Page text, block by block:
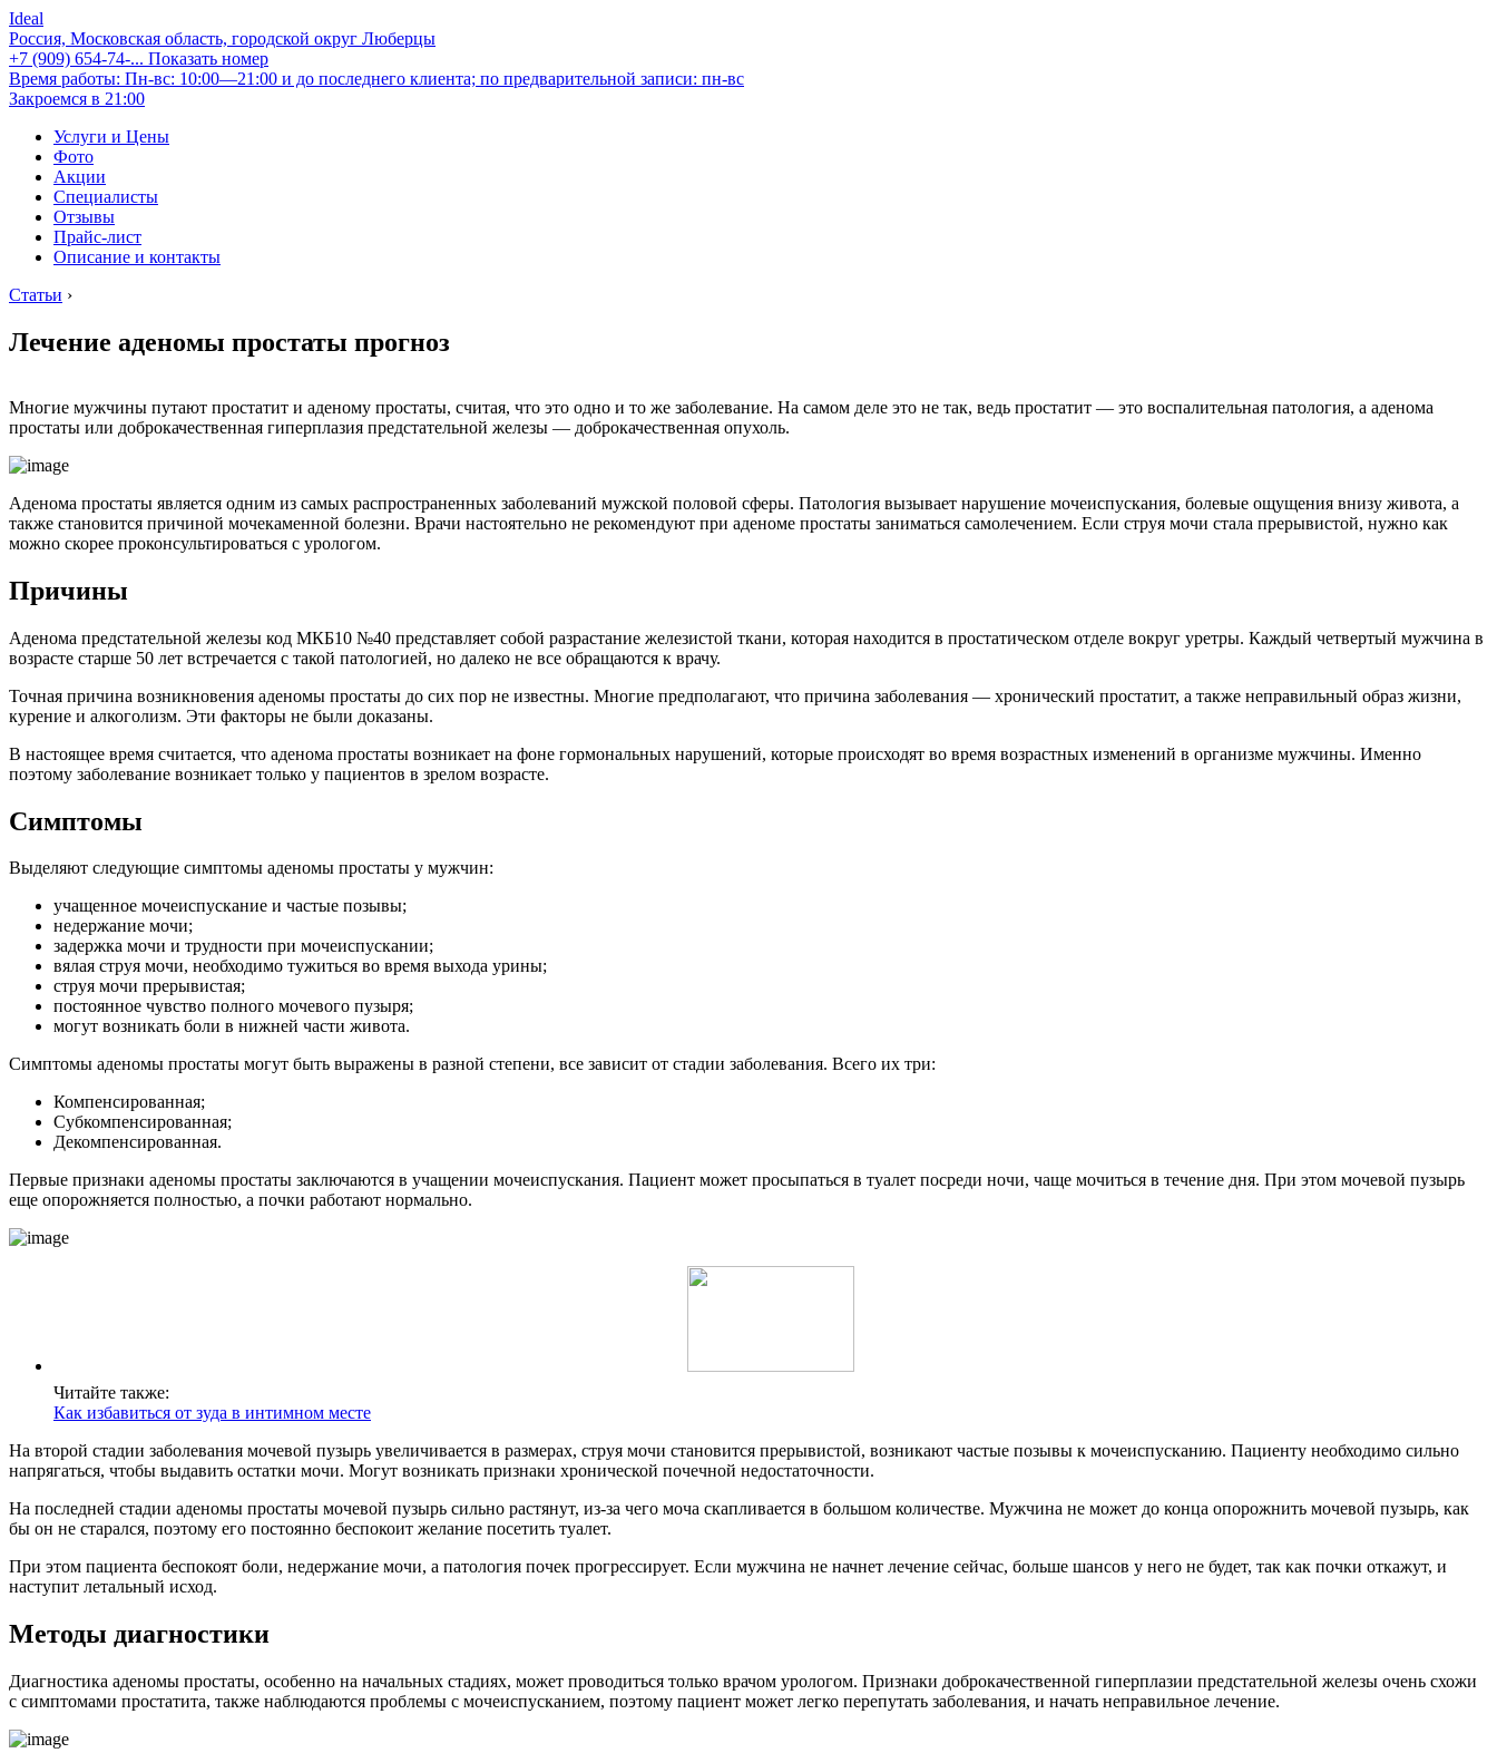
Ideal
Россия, Московская область, городской округ Люберцы
+7 (909) 654-74-... Показать номер
Время работы: Пн-вс: 10:00—21:00 и до последнего клиента; по предварительной записи: пн-вс
Закроемся в 21:00
Услуги и Цены
Фото
Акции
Специалисты
Отзывы
Прайс-лист
Описание и контакты
Статьи ›
Лечение аденомы простаты прогноз
Многие мужчины путают простатит и аденому простаты, считая, что это одно и то же заболевание. На самом деле это не так, ведь простатит — это воспалительная патология, а аденома
простаты или доброкачественная гиперплазия предстательной железы — доброкачественная опухоль.
Аденома простаты является одним из самых распространенных заболеваний мужской половой сферы. Патология вызывает нарушение мочеиспускания, болевые ощущения внизу живота, а
также становится причиной мочекаменной болезни. Врачи настоятельно не рекомендуют при аденоме простаты заниматься самолечением. Если струя мочи стала прерывистой, нужно как
можно скорее проконсультироваться с урологом.
Причины
Аденома предстательной железы код МКБ10 №40 представляет собой разрастание железистой ткани, которая находится в простатическом отделе вокруг уретры. Каждый четвертый мужчина в
возрасте старше 50 лет встречается с такой патологией, но далеко не все обращаются к врачу.
Точная причина возникновения аденомы простаты до сих пор не известны. Многие предполагают, что причина заболевания — хронический простатит, а также неправильный образ жизни,
курение и алкоголизм. Эти факторы не были доказаны.
В настоящее время считается, что аденома простаты возникает на фоне гормональных нарушений, которые происходят во время возрастных изменений в организме мужчины. Именно
поэтому заболевание возникает только у пациентов в зрелом возрасте.
Симптомы
Выделяют следующие симптомы аденомы простаты у мужчин:
учащенное мочеиспускание и частые позывы;
недержание мочи;
задержка мочи и трудности при мочеиспускании;
вялая струя мочи, необходимо тужиться во время выхода урины;
струя мочи прерывистая;
постоянное чувство полного мочевого пузыря;
могут возникать боли в нижней части живота.
Симптомы аденомы простаты могут быть выражены в разной степени, все зависит от стадии заболевания. Всего их три:
Компенсированная;
Субкомпенсированная;
Декомпенсированная.
Первые признаки аденомы простаты заключаются в учащении мочеиспускания. Пациент может просыпаться в туалет посреди ночи, чаще мочиться в течение дня. При этом мочевой пузырь
еще опорожняется полностью, а почки работают нормально.
Читайте также:
Как избавиться от зуда в интимном месте
На второй стадии заболевания мочевой пузырь увеличивается в размерах, струя мочи становится прерывистой, возникают частые позывы к мочеиспусканию. Пациенту необходимо сильно
напрягаться, чтобы выдавить остатки мочи. Могут возникать признаки хронической почечной недостаточности.
На последней стадии аденомы простаты мочевой пузырь сильно растянут, из-за чего моча скапливается в большом количестве. Мужчина не может до конца опорожнить мочевой пузырь, как
бы он не старался, поэтому его постоянно беспокоит желание посетить туалет.
При этом пациента беспокоят боли, недержание мочи, а патология почек прогрессирует. Если мужчина не начнет лечение сейчас, больше шансов у него не будет, так как почки откажут, и
наступит летальный исход.
Методы диагностики
Диагностика аденомы простаты, особенно на начальных стадиях, может проводиться только врачом урологом. Признаки доброкачественной гиперплазии предстательной железы очень схожи
с симптомами простатита, также наблюдаются проблемы с мочеиспусканием, поэтому пациент может легко перепутать заболевания, и начать неправильное лечение.